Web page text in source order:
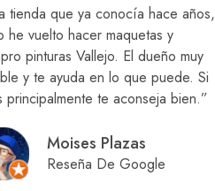
tienda que ya conocía hace años,
he vuelto hacer maquetas y
pinturas Vallejo. El dueño muy
y te ayuda en lo que puede. Si
principalmente te aconseja bien.”
Moises Plazas
Reseña De Google